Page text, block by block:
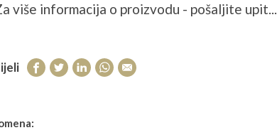
više informacija o proizvodu - pošaljite upit...